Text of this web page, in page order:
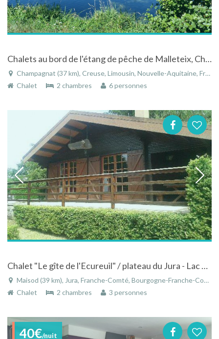
Chalets au bord de l'étang de pêche de Malleteix, Champagnat dans la Creuse - Limousin
Champagnat (37 km), Creuse, Limousin, Nouvelle-Aquitaine, France
Chalet
2 chambres 6 personnes
Chalet "Le gîte de l'Ecureuil" / plateau du Jura - Lac de Vouglans
Maisod (39 km), Jura, Franche-Comté, Bourgogne-Franche-Comté, France
Chalet
2 chambres 3 personnes
40€/nuit